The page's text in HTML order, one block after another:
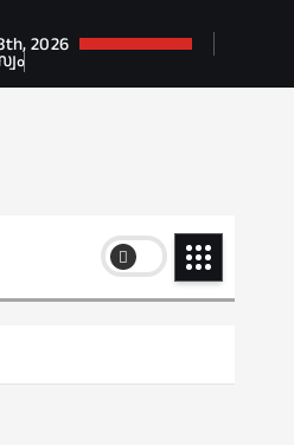
2026